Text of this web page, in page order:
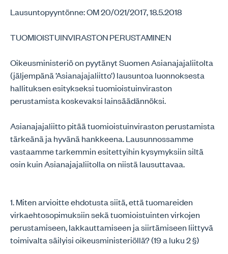
Lausuntopyyntönne: OM 20/021/2017, 18.5.2018
TUOMIOISTUINVIRASTON PERUSTAMINEN
Oikeusministeriö on pyytänyt Suomen Asianajajaliitolta
(jäljempänä ’Asianajajaliitto’) lausuntoa luonnoksesta
hallituksen esitykseksi tuomioistuinviraston
perustamista koskevaksi lainsäädännöksi.
Asianajajaliitto pitää tuomioistuinviraston perustamista
tärkeänä ja hyvänä hankkeena. Lausunnossamme
vastaamme tarkemmin esitettyihin kysymyksiin siltä
osin kuin Asianajajaliitolla on niistä lausuttavaa.
1. Miten arvioitte ehdotusta siitä, että tuomareiden
virkaehtosopimuksiin sekä tuomioistuinten virkojen
perustamiseen, lakkauttamiseen ja siirtämiseen liittyvä
toimivalta säilyisi oikeusministeriöllä? (19 a luku 2 §)